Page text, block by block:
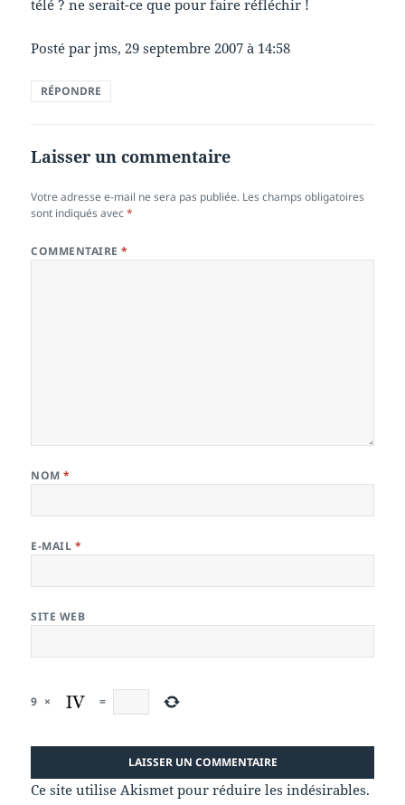
télé ? ne serait-ce que pour faire réfléchir !
Posté par jms, 29 septembre 2007 à 14:58
RÉPONDRE
Laisser un commentaire
Votre adresse e-mail ne sera pas publiée. Les champs obligatoires
sont indiqués avec*
COMMENTAIRE*
NOM*
E-MAIL *
SITE WEB
9 × =
Ce site utilise Akismet pour réduire les indésirables.